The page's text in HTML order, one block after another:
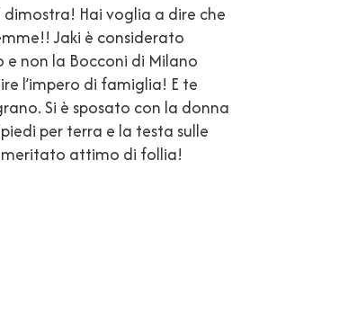
Hai voglia a dire che
Jaki è considerato
non la Bocconi di Milano
l’impero di famiglia! E te
Si è sposato con la donna
per terra e la testa sulle
meritato attimo di follia!